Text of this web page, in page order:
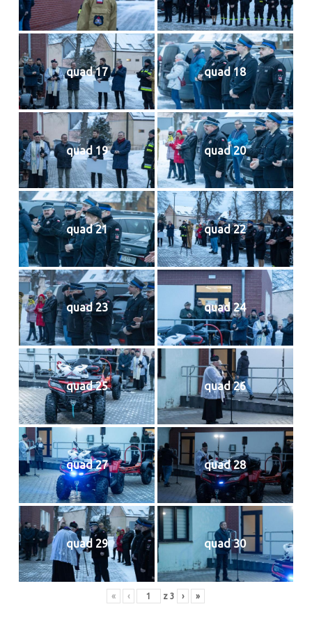
quad 17 quad 18
quad 19 quad 20
quad 21 quad 22
quad 23 quad 24
quad 25 quad 26
quad 27 quad 28
quad 29 quad 30
« ‹ z3 › »